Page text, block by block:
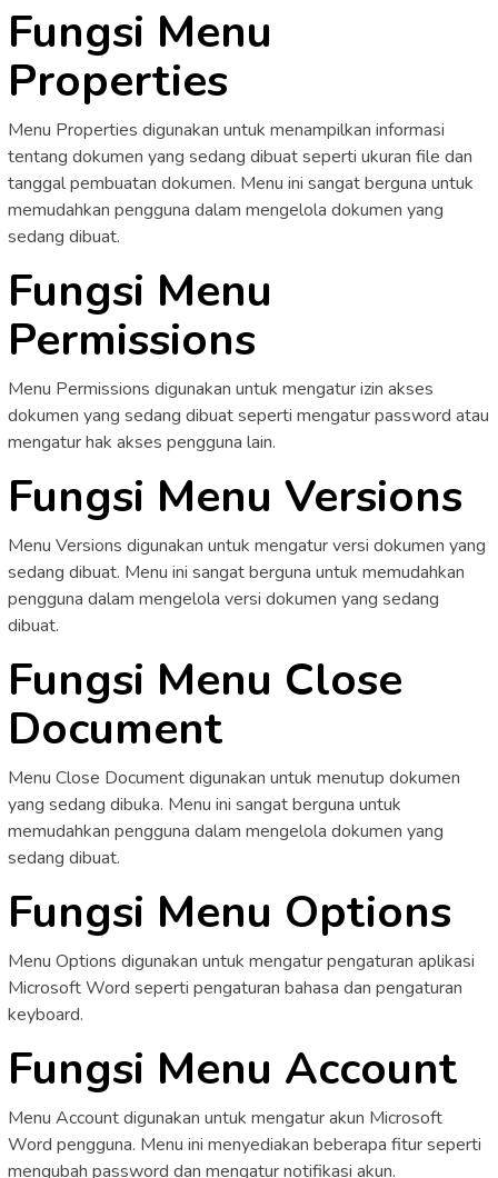
Fungsi Menu
Properties
Menu Properties digunakan untuk menampilkan informasi
tentang dokumen yang sedang dibuat seperti ukuran file dan
tanggal pembuatan dokumen. Menu ini sangat berguna untuk
memudahkan pengguna dalam mengelola dokumen yang
sedang dibuat.
Fungsi Menu
Permissions
Menu Permissions digunakan untuk mengatur izin akses
dokumen yang sedang dibuat seperti mengatur password atau
mengatur hak akses pengguna lain.
Fungsi Menu Versions
Menu Versions digunakan untuk mengatur versi dokumen yang
sedang dibuat. Menu ini sangat berguna untuk memudahkan
pengguna dalam mengelola versi dokumen yang sedang
dibuat.
Fungsi Menu Close
Document
Menu Close Document digunakan untuk menutup dokumen
yang sedang dibuka. Menu ini sangat berguna untuk
memudahkan pengguna dalam mengelola dokumen yang
sedang dibuat.
Fungsi Menu Options
Menu Options digunakan untuk mengatur pengaturan aplikasi
Microsoft Word seperti pengaturan bahasa dan pengaturan
keyboard.
Fungsi Menu Account
Menu Account digunakan untuk mengatur akun Microsoft
Word pengguna. Menu ini menyediakan beberapa fitur seperti
mengubah password dan mengatur notifikasi akun.